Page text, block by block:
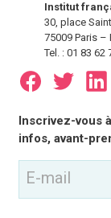
Institut
30, place
75009 Paris –
Tel. : 01 83 62
E-
mail
Inscrivez-vous
infos, avant-